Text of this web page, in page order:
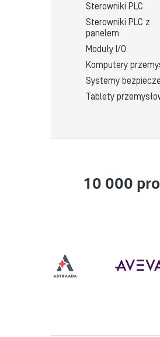
Sterowniki PLC
Sterowniki PLC z
panelem
Moduły I/O
Komputery
Systemy
Tablety
10 000